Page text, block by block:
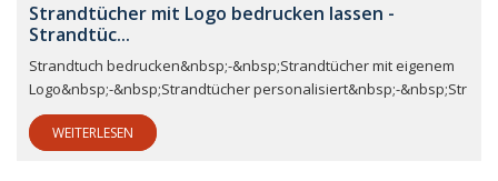
Strandtücher mit Logo bedrucken lassen -
Strandtüc...
Strandtuch bedrucken&nbsp;-&nbsp;Strandtücher mit eigenem
Logo&nbsp;-&nbsp;Strandtücher personalisiert&nbsp;-&nbsp;Str
WEITERLESEN